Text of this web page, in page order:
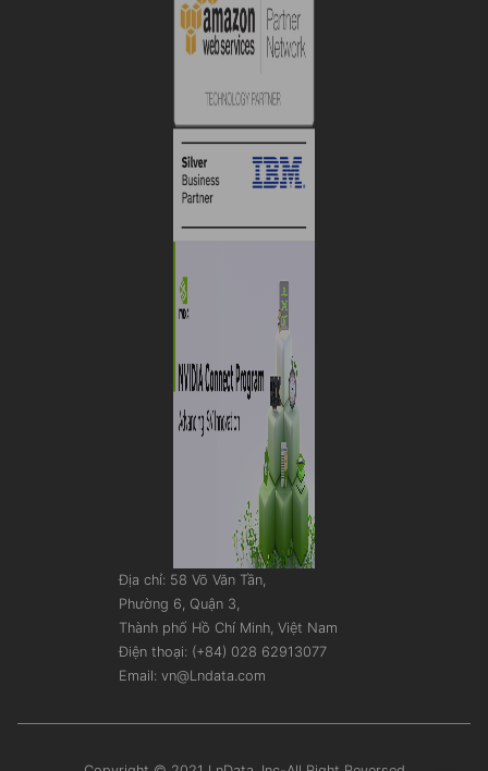
Địa chỉ: 58 Võ Văn Tần,
Phường 6, Quận 3,
Thành phố Hồ Chí Minh, Việt Nam
Điện thoại: (+84) 028 62913077
Email: vn@Lndata.com